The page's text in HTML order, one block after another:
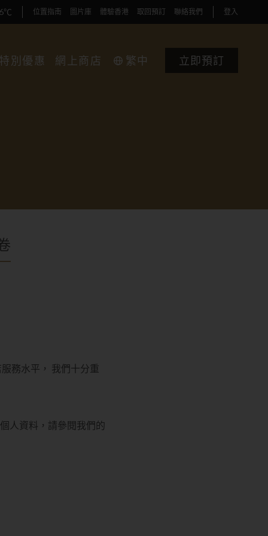
位置指南 圖片庫 體驗香港 取回預訂 聯絡我們 登入
別優惠 網上商店 繁中 立即預訂
務水平， 我們十分重
人資料，請參閱我們的